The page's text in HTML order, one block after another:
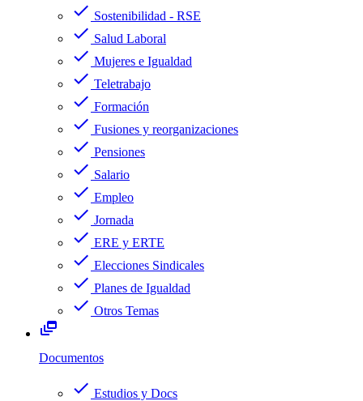
check Sostenibilidad - RSE
check Salud Laboral
check Mujeres e Igualdad
check Teletrabajo
check Formación
check Fusiones y reorganizaciones
check Pensiones
check Salario
check Empleo
check Jornada
check ERE y ERTE
check Elecciones Sindicales
check Planes de Igualdad
check Otros Temas
dynamic_feed
Documentos
check Estudios y Docs